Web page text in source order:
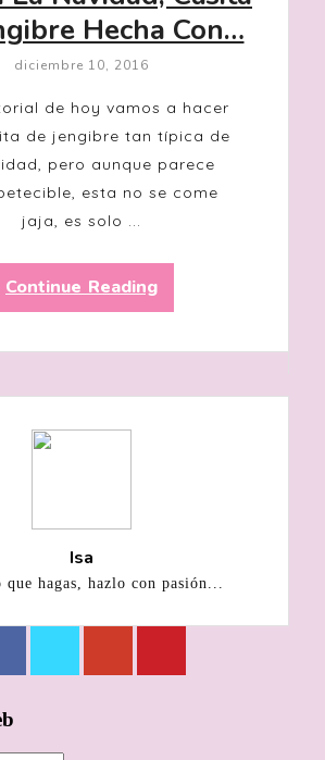
Hecha Con…
diciembre 10, 2016
de hoy vamos a hacer
de jengibre tan típica de
pero aunque parece
esta no se come
jaja, es solo ...
Continue Reading
Isa
que hagas, hazlo con pasión...